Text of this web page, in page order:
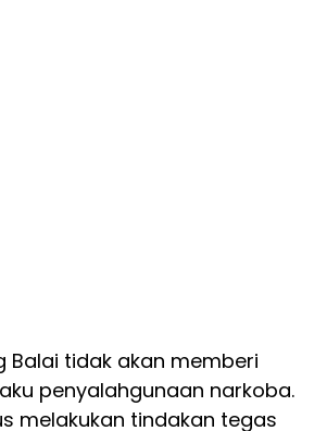
Balai tidak akan memberi
penyalahgunaan narkoba.
melakukan tindakan tegas